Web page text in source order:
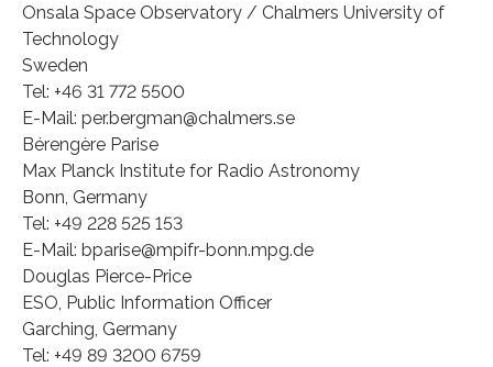
Onsala Space Observatory / Chalmers University of
Technology
Sweden
Tel: +46 31 772 5500
E-Mail: per.bergman@chalmers.se
Bérengère Parise
Max Planck Institute for Radio Astronomy
Bonn, Germany
Tel: +49 228 525 153
E-Mail: bparise@mpifr-bonn.mpg.de
Douglas Pierce-Price
ESO, Public Information Officer
Garching, Germany
Tel: +49 89 3200 6759